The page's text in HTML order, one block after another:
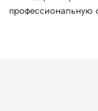
профессиональную